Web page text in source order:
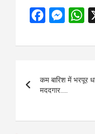
F
ce
o
o
M
se
g
er
A
navigation
कम बारिश में भरपूर
मददगार…..